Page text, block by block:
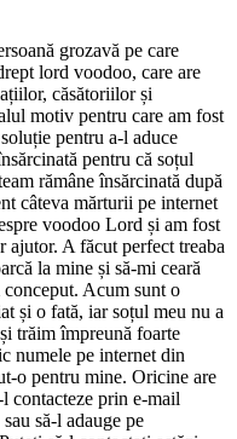
grozavă pe care
lord voodoo, care are
căsătoriilor și
motiv pentru care am fost
pentru a-l aduce
pentru că soțul
rămâne însărcinată după
câteva mărturii pe internet
voodoo Lord și am fost
ajutor. A făcut perfect treaba
la mine și să-mi ceară
Acum sunt o
și o fată, iar soțul meu nu a
trăim împreună foarte
numele pe internet din
o pentru mine. Oricine are
contacteze prin e-mail
sau să-l adauge pe